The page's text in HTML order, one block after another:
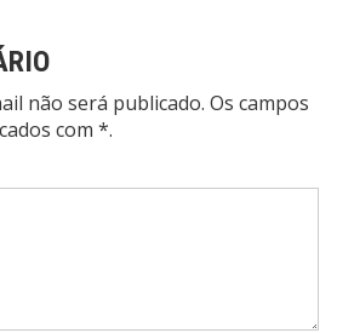
não será publicado. Os campos
com *.